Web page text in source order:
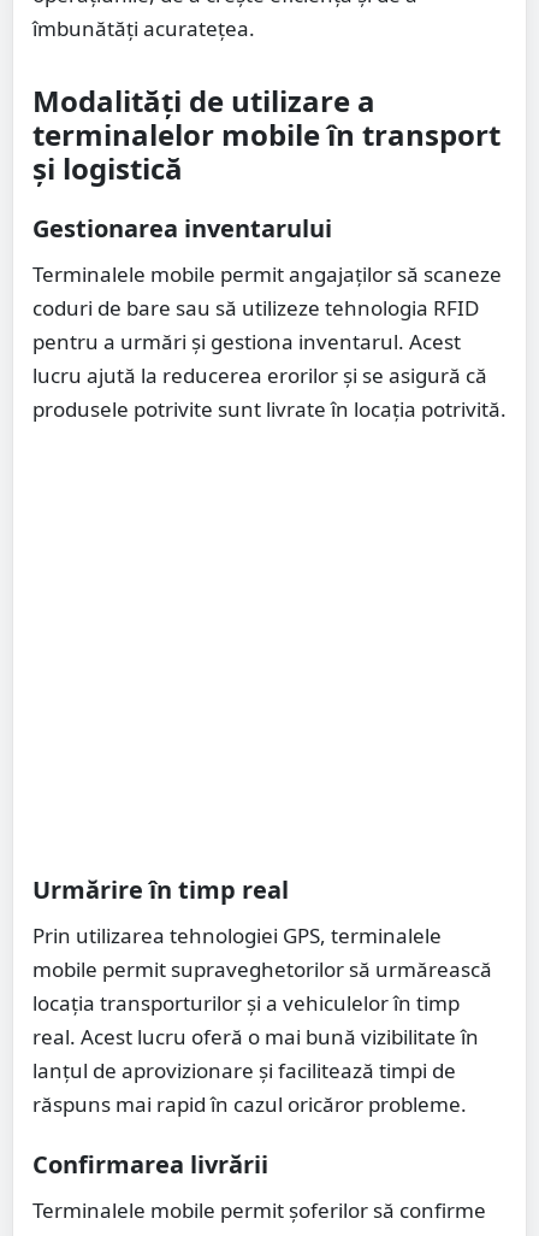
îmbunătăți acuratețea.
Modalități de utilizare a
terminalelor mobile în transport
și logistică
Gestionarea inventarului
Terminalele mobile permit angajaților să scaneze
coduri de bare sau să utilizeze tehnologia RFID
pentru a urmări și gestiona inventarul. Acest
lucru ajută la reducerea erorilor și se asigură că
produsele potrivite sunt livrate în locația potrivită.
Urmărire în timp real
Prin utilizarea tehnologiei GPS, terminalele
mobile permit supraveghetorilor să urmărească
locația transporturilor și a vehiculelor în timp
real. Acest lucru oferă o mai bună vizibilitate în
lanțul de aprovizionare și facilitează timpi de
răspuns mai rapid în cazul oricăror probleme.
Confirmarea livrării
Terminalele mobile permit șoferilor să confirme